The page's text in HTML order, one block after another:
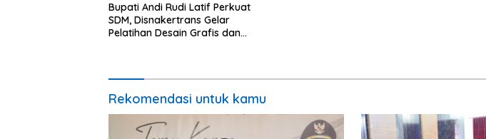
Bupati Andi Rudi Latif Perkuat
SDM, Disnakertrans Gelar
Pelatihan Desain Grafis dan
Rekomendasi untuk kamu